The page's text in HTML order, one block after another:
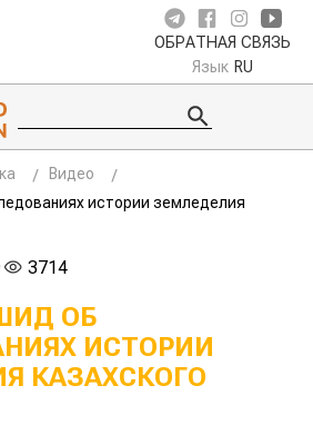
ОБРАТНАЯ СВЯЗЬ
Язык RU
Видео
истории земледелия
3714
ОБ
ИСТОРИИ
КАЗАХСКОГО